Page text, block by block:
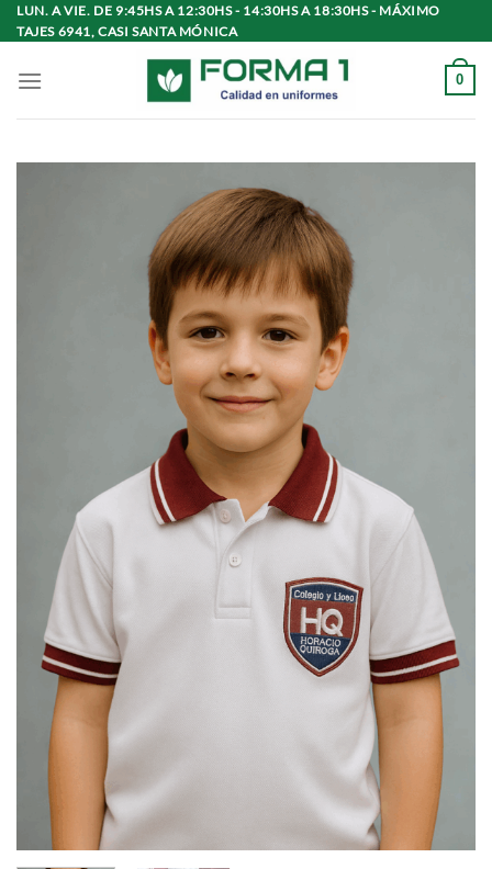
Saltar
al
LUN. A VIE. DE 9:45HS A 12:30HS - 14:30HS A 18:30HS - MÁXIMO
TAJES 6941, CASI SANTA MÓNICA
0